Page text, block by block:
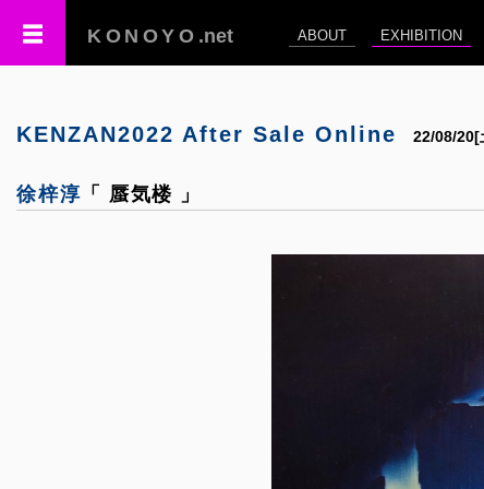
KONOYO .net ABOUT EXHIBITION
KENZAN2022 After Sale Online 22/08/20[
徐梓淳 「 蜃気楼 」